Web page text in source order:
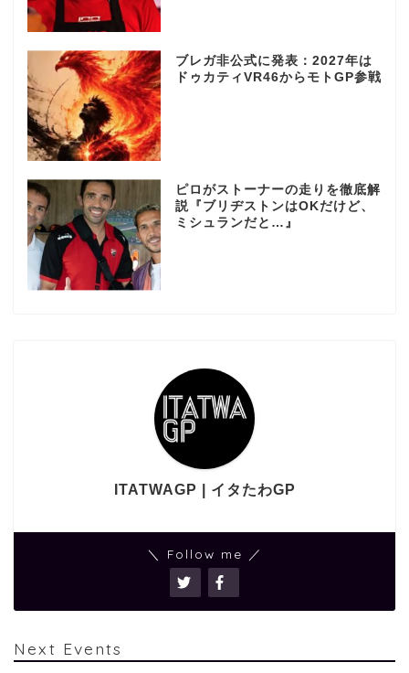
ブレガ非公式に発表：2027年は
ドゥカティVR46からモトGP参戦
ピロがストーナーの走りを徹底解
説『ブリヂストンはOKだけど、
ミシュランだと…』
ITATWAGP | イタたわGP
＼ Follow me ／
Next Events